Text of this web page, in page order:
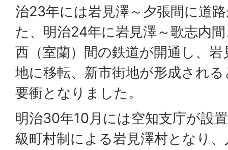
治23年には岩見澤～夕張間に道
た、明治24年に岩見澤～歌志内
西（室蘭）間の鉄道が開通し、
地に移転、新市街地が形成され
要衝となりました。
明治30年10月には空知支庁が設
級町村制による岩見澤村となり